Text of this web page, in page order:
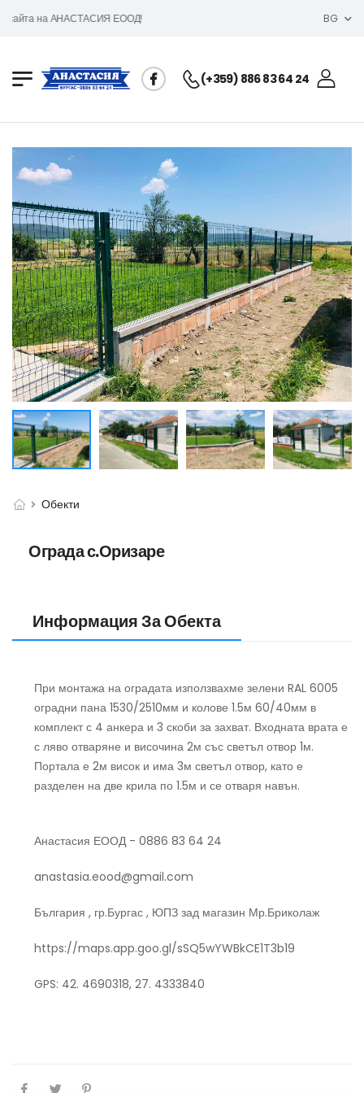
сайта на АНАСТАСИЯ ЕООД! BG
(+359) 886 83 64 24
Обекти
Ограда с.Оризаре
Информация За Обекта
При монтажа на оградата използвахме зелени RAL 6005
оградни пана 1530/2510мм и колове 1.5м 60/40мм в
комплект с 4 анкера и 3 скоби за захват. Входната врата е
с ляво отваряне и височина 2м със светъл отвор 1м.
Портала е 2м висок и има 3м светъл отвор, като е
разделен на две крила по 1.5м и се отваря навън.
Анастасия ЕООД - 0886 83 64 24
anastasia.eood@gmail.com
България , гр.Бургас , ЮПЗ зад магазин Мр.Бриколаж
https://maps.app.goo.gl/sSQ5wYWBkCE1T3b19
GPS: 42. 4690318, 27. 4333840